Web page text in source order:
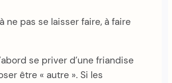
pas se laisser faire, à faire
se priver d’une friandise
être « autre ». Si les